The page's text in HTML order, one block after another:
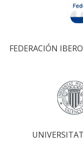
FEDERACIÓN